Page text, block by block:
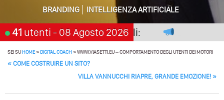
Perché Pubblicare Non Basta Più? Contenuti Di Valore O
Solo Rumore…
Perché Non Guadagni Sui Social Media? Probabilmente
Tutto Peggiorerà
Quali Sono Gli Errori Della Comunicazione Politica? Il
Caso Delle Braccia Incrociate
BRANDING
INTELLIGENZA ARTIFICIALE
41 utenti - 08 Agosto 2026
premia chi aspetta, scegli: 21 novembre
SEI SUHOME»DIGITAL COACH»WWW.VIASETTI.EU – COMPORTAMENTO DEGLI UTENTI DEI MOTORI
POST NAVIGATION
« COME COSTRUIRE UN SITO?
VILLA VANNUCCHI RIAPRE, GRANDE EMOZIONE! »